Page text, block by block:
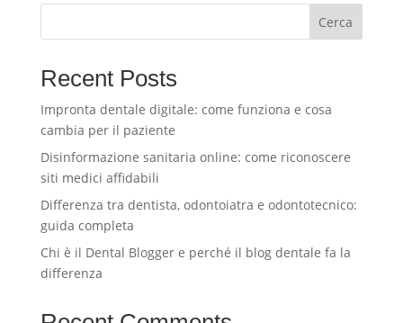
Cerca
Recent Posts
Impronta dentale digitale: come funziona e cosa
cambia per il paziente
Disinformazione sanitaria online: come riconoscere
siti medici affidabili
Differenza tra dentista, odontoiatra e odontotecnico:
guida completa
Chi è il Dental Blogger e perché il blog dentale fa la
differenza